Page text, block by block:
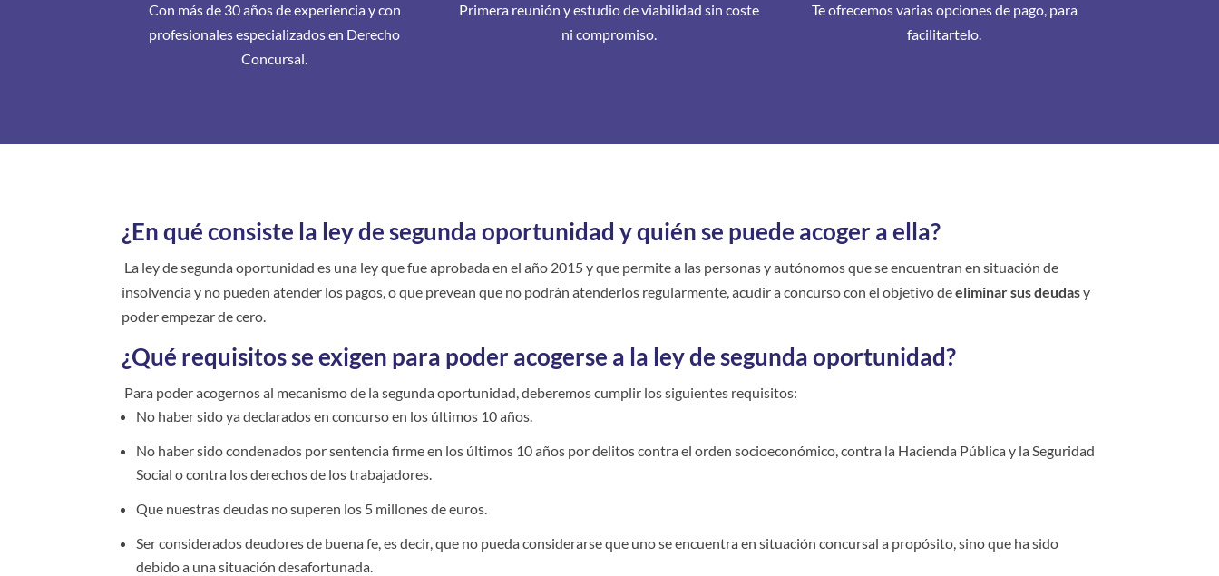
Con más de 30 años de experiencia y con
profesionales especializados en Derecho
Concursal.
Primera reunión y estudio de viabilidad sin coste
ni compromiso.
Te ofrecemos varias opciones de pago, para
facilitartelo.
¿En qué consiste la ley de segunda oportunidad y quién se puede acoger a ella?
La ley de segunda oportunidad es una ley que fue aprobada en el año 2015 y que permite a las personas y autónomos que se encuentran en situación de
insolvencia y no pueden atender los pagos, o que prevean que no podrán atenderlos regularmente, acudir a concurso con el objetivo deeliminar sus deudasy
poder empezar de cero.
¿Qué requisitos se exigen para poder acogerse a la ley de segunda oportunidad?
Para poder acogernos al mecanismo de la segunda oportunidad, deberemos cumplir los siguientes requisitos:
No haber sido ya declarados en concurso en los últimos 10 años.
No haber sido condenados por sentencia firme en los últimos 10 años por delitos contra el orden socioeconómico, contra la Hacienda Pública y la Seguridad
Social o contra los derechos de los trabajadores.
Que nuestras deudas no superen los 5 millones de euros.
Ser considerados deudores de buena fe, es decir, que no pueda considerarse que uno se encuentra en situación concursal a propósito, sino que ha sido
debido a una situación desafortunada.